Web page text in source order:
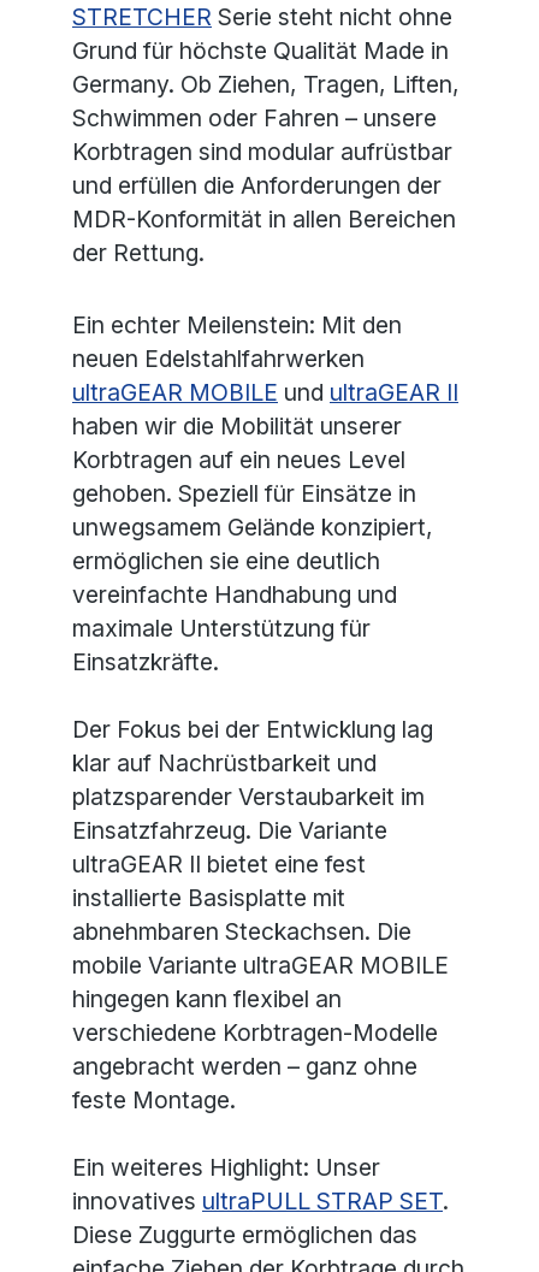
STRETCHER Serie steht nicht ohne
Grund für höchste Qualität Made in
Germany. Ob Ziehen, Tragen, Liften,
Schwimmen oder Fahren – unsere
Korbtragen sind modular aufrüstbar
und erfüllen die Anforderungen der
MDR-Konformität in allen Bereichen
der Rettung.
Ein echter Meilenstein: Mit den
neuen Edelstahlfahrwerken
ultraGEAR MOBILE und ultraGEAR II
haben wir die Mobilität unserer
Korbtragen auf ein neues Level
gehoben. Speziell für Einsätze in
unwegsamem Gelände konzipiert,
ermöglichen sie eine deutlich
vereinfachte Handhabung und
maximale Unterstützung für
Einsatzkräfte.
Der Fokus bei der Entwicklung lag
klar auf Nachrüstbarkeit und
platzsparender Verstaubarkeit im
Einsatzfahrzeug. Die Variante
ultraGEAR II bietet eine fest
installierte Basisplatte mit
abnehmbaren Steckachsen. Die
mobile Variante ultraGEAR MOBILE
hingegen kann flexibel an
verschiedene Korbtragen-Modelle
angebracht werden – ganz ohne
feste Montage.
Ein weiteres Highlight: Unser
innovatives ultraPULL STRAP SET.
Diese Zuggurte ermöglichen das